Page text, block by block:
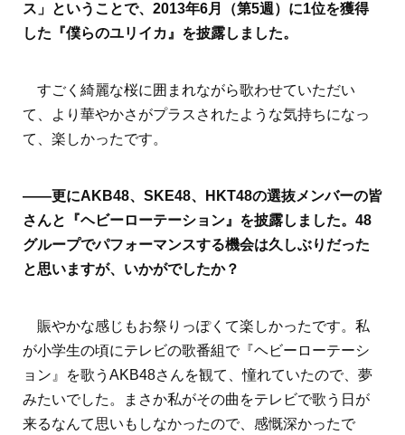
ス」ということで、2013年6月（第5週）に1位を獲得
した『僕らのユリイカ』を披露しました。
すごく綺麗な桜に囲まれながら歌わせていただい
て、より華やかさがプラスされたような気持ちになっ
て、楽しかったです。
――更にAKB48、SKE48、HKT48の選抜メンバーの皆
さんと『ヘビーローテーション』を披露しました。48
グループでパフォーマンスする機会は久しぶりだった
と思いますが、いかがでしたか？
賑やかな感じもお祭りっぽくて楽しかったです。私
が小学生の頃にテレビの歌番組で『ヘビーローテーシ
ョン』を歌うAKB48さんを観て、憧れていたので、夢
みたいでした。まさか私がその曲をテレビで歌う日が
来るなんて思いもしなかったので、感慨深かったで